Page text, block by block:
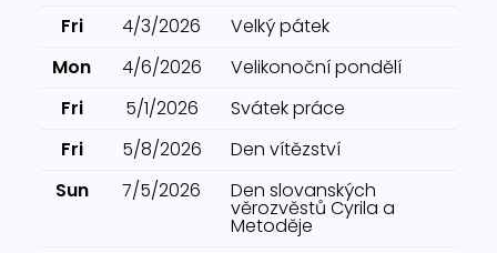
Fri
4/3/2026
Velký pátek
Mon
4/6/2026
Velikonoční pondělí
Fri
5/1/2026
Svátek práce
Fri
5/8/2026
Den vítězství
Sun
7/5/2026 Den slovanských
věrozvěstů Cyrila a
Metoděje